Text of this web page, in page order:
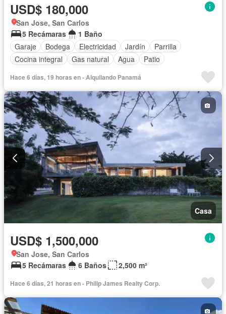
USD$ 180,000
San Jose, San Carlos
5 Recámaras
1 Baño
Garaje
Bodega Electricidad Jardín
Parrilla
Cocina integral
Gas natural Agua Patio
Hace 6 días, 19 horas en - Alquilando Panamá
Casa
USD$ 1,500,000
San Jose, San Carlos
5 Recámaras
6 Baños 2,500 m²
Hace 6 días, 21 horas en - Philip James Realty Corp.